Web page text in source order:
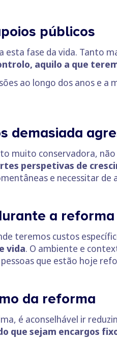
públicos
esta fase da vida. Tanto
aquilo a que
ao longo dos anos e
demasiada
muito conservadora,
perspetivas de
e necessitar de
a reforma
teremos custos
vida. O ambiente e
que estão hoje
da reforma
é aconselhável ir
que sejam encargos